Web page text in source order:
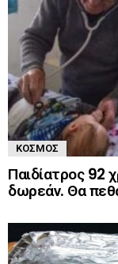
ΚΌΣΜΟΣ
Παιδίατρος 92
δωρεάν. Θα